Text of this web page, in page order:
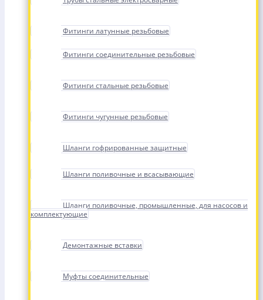
Фитинги латунные резьбовые
Фитинги соединительные резьбовые
Фитинги стальные резьбовые
Фитинги чугунные резьбовые
Шланги гофрированные защитные
Шланги поливочные и всасывающие
Шланги поливочные, промышленные, для насосов и
комплектующие
Демонтажные вставки
Муфты соединительные